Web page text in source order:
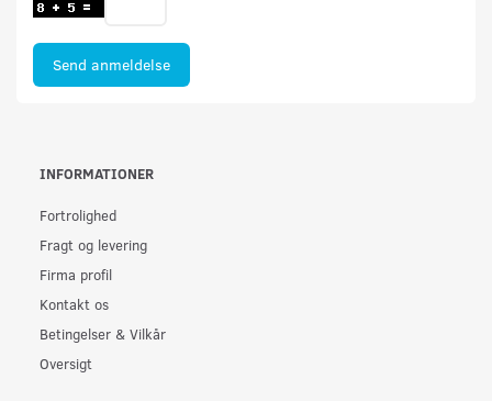
Send anmeldelse
INFORMATIONER
Fortrolighed
Fragt og levering
Firma profil
Kontakt os
Betingelser & Vilkår
Oversigt